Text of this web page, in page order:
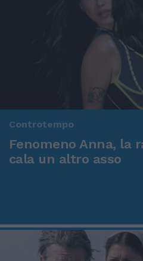
Controtempo
Fenomeno Anna, la
cala un altro asso